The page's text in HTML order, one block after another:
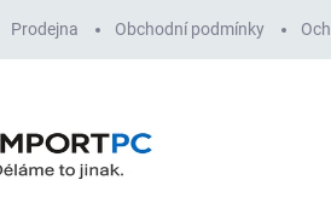
Prodejna Obchodní podmínky